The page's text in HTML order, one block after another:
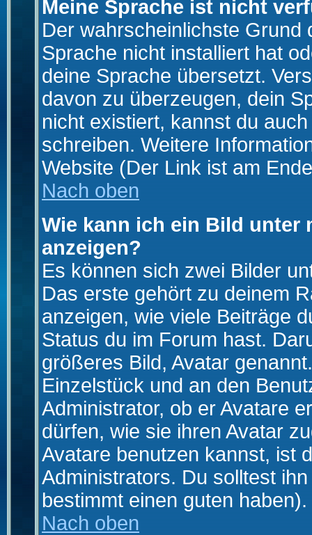
Meine Sprache ist nicht
Der wahrscheinlichste Grund
Sprache nicht installiert hat
deine Sprache übersetzt.
davon zu überzeugen, dein
nicht existiert, kannst du
schreiben. Weitere
Website (Der Link ist am
Nach oben
Wie kann ich ein Bild unter
anzeigen?
Es können sich zwei Bilder
Das erste gehört zu deinem
anzeigen, wie viele Beiträge
Status du im Forum hast.
größeres Bild, Avatar
Einzelstück und an den
Administrator, ob er Avatare
dürfen, wie sie ihren Avatar
Avatare benutzen kannst, ist
Administrators. Du solltest
bestimmt einen guten haben).
Nach oben